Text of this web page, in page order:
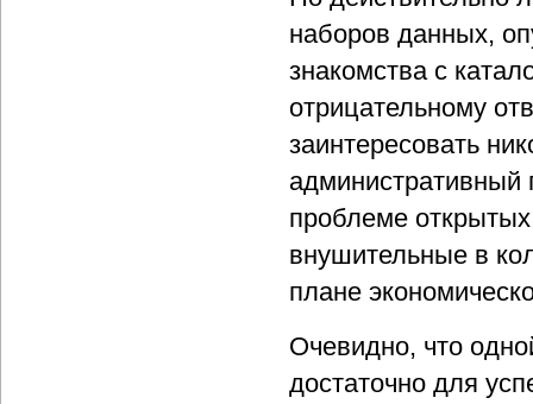
наборов данных,
знакомства с
отрицательному
заинтересовать
административный
проблеме
внушительные в
плане
Очевидно, что
достаточно для